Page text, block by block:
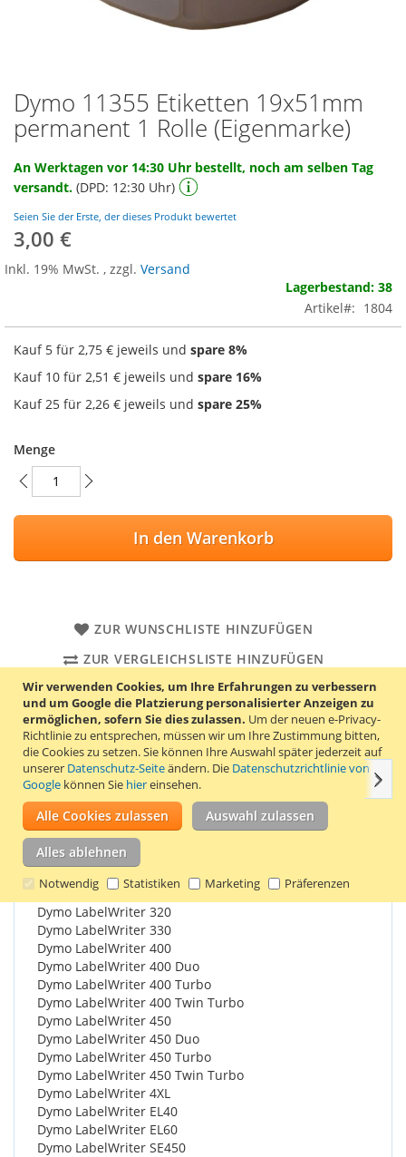
Wir verwenden Cookies, um Ihre Erfahrungen zu verbessern
und um Google die Platzierung personalisierter Anzeigen zu
ermöglichen, sofern Sie dies zulassen. Um der neuen e-Privacy-
Richtlinie zu entsprechen, müssen wir um Ihre Zustimmung bitten,
die Cookies zu setzen.Sie können Ihre Auswahl später jederzeit auf
unserer Datenschutz-Seiteändern. Die Datenschutzrichtlinie von
Google können Sie hiereinsehen.
Alle Cookies zulassen Auswahl zulassen
Alles ablehnen
Notwendig Statistiken Marketing Präferenzen
Zum
Anfang
der
springen
Dymo 11355 Etiketten 19x51mm
permanent 1 Rolle (Eigenmarke)
An Werktagen vor 14:30 Uhr bestellt, noch am selben Tag
versandt. (DPD: 12:30 Uhr)
Seien Sie der Erste, der dieses Produkt bewertet
3,00 €
Inkl. 19% MwSt. , zzgl. Versand
Lagerbestand: 38
Artikel
1804
Kauf 5 für 2,75 € jeweils und spare 8%
Kauf 10 für 2,51 € jeweils und spare 16%
Kauf 25 für 2,26 € jeweils und spare 25%
Menge
In den Warenkorb
ZUR WUNSCHLISTE HINZUFÜGEN
ZUR VERGLEICHSLISTE HINZUFÜGEN
Eigenmarke Dymo 11355 Etiketten (S0722550) mit
permanenter Klebeschicht. Abmessungen: 19 x 51 mm. Eine
Rolle enthält 500 weiße Etiketten.
Einzelheiten Produkteigenschaften Bewertungen
Dymo 11355 Etiketten sind kompatibel mit den
folgenden Etikettendruckern:
Dymo LabelWriter 310
Dymo LabelWriter 320
Dymo LabelWriter 330
Dymo LabelWriter 400
Dymo LabelWriter 400 Duo
Dymo LabelWriter 400 Turbo
Dymo LabelWriter 400 Twin Turbo
Dymo LabelWriter 450
Dymo LabelWriter 450 Duo
Dymo LabelWriter 450 Turbo
Dymo LabelWriter 450 Twin Turbo
Dymo LabelWriter 4XL
Dymo LabelWriter EL40
Dymo LabelWriter EL60
Dymo LabelWriter SE450